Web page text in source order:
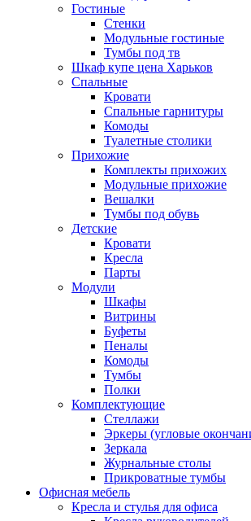
Гостиные
Стенки
Модульные гостиные
Тумбы под тв
Шкаф купе цена Харьков
Спальные
Кровати
Спальные гарнитуры
Комоды
Туалетные столики
Прихожие
Комплекты прихожих
Модульные прихожие
Вешалки
Тумбы под обувь
Детские
Кровати
Кресла
Парты
Модули
Шкафы
Витрины
Буфеты
Пеналы
Комоды
Тумбы
Полки
Комплектующие
Стеллажи
Эркеры (угловые
Зеркала
Журнальные столы
Прикроватные тумбы
Офисная мебель
Кресла и стулья для офиса